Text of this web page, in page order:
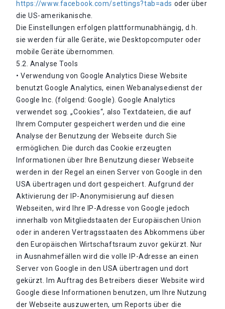
https://www.facebook.com/settings?tab=ads oder über
die US-amerikanische.
Die Einstellungen erfolgen plattformunabhängig, d.h.
sie werden für alle Geräte, wie Desktopcomputer oder
mobile Geräte übernommen.
5.2. Analyse Tools
• Verwendung von Google Analytics Diese Website
benutzt Google Analytics, einen Webanalysedienst der
Google Inc. (folgend: Google). Google Analytics
verwendet sog. „Cookies“, also Textdateien, die auf
Ihrem Computer gespeichert werden und die eine
Analyse der Benutzung der Webseite durch Sie
ermöglichen. Die durch das Cookie erzeugten
Informationen über Ihre Benutzung dieser Webseite
werden in der Regel an einen Server von Google in den
USA übertragen und dort gespeichert. Aufgrund der
Aktivierung der IP-Anonymisierung auf diesen
Webseiten, wird Ihre IP-Adresse von Google jedoch
innerhalb von Mitgliedstaaten der Europäischen Union
oder in anderen Vertragsstaaten des Abkommens über
den Europäischen Wirtschaftsraum zuvor gekürzt. Nur
in Ausnahmefällen wird die volle IP-Adresse an einen
Server von Google in den USA übertragen und dort
gekürzt. Im Auftrag des Betreibers dieser Website wird
Google diese Informationen benutzen, um Ihre Nutzung
der Webseite auszuwerten, um Reports über die